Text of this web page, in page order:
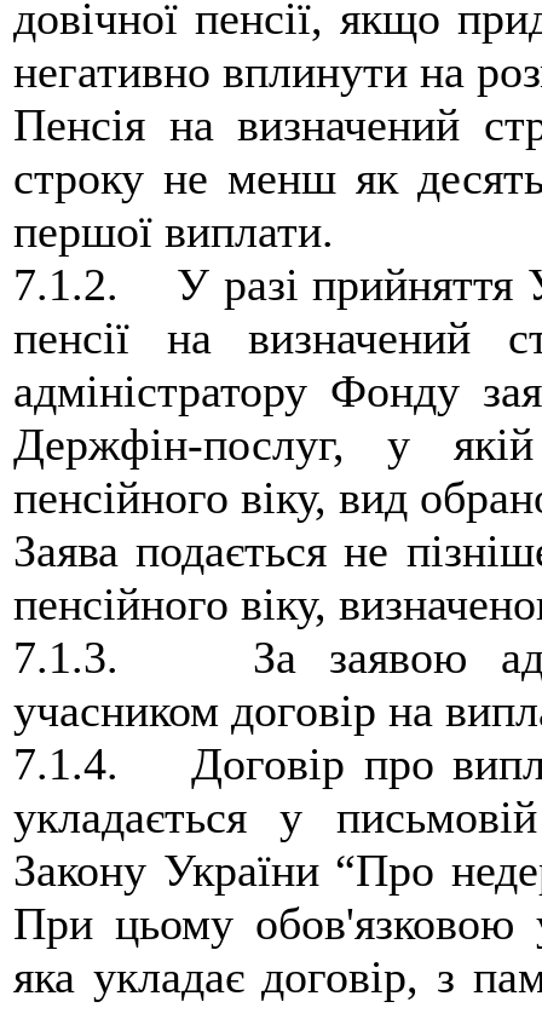
довічної пенсії, якщо
негативно вплинути на
Пенсія на визначений
строку не менш як
першої виплати.
7.1.2. У разі прийняття
пенсії на визначений
адміністратору Фонду
Держфін-послуг, у
пенсійного віку, вид
Заява подається не
пенсійного віку,
7.1.3. За заявою
учасником договір на
7.1.4. Договір про
укладається у
Закону України “Про
При цьому обов'язковою
яка укладає договір, з